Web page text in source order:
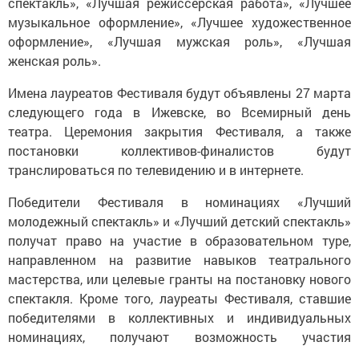
музыкальное оформление», «Лучшее художественное
оформление», «Лучшая мужская роль», «Лучшая
женская роль».
Имена лауреатов Фестиваля будут объявлены 27 марта
следующего года в Ижевске, во Всемирный день
театра. Церемония закрытия Фестиваля, а также
постановки коллективов-финалистов будут
транслироваться по телевидению и в интернете.
Победители Фестиваля в номинациях «Лучший
молодежный спектакль» и «Лучший детский спектакль»
получат право на участие в образовательном туре,
направленном на развитие навыков театрального
мастерства, или целевые гранты на постановку нового
спектакля. Кроме того, лауреаты Фестиваля, ставшие
победителями в коллективных и индивидуальных
номинациях, получают возможность участия